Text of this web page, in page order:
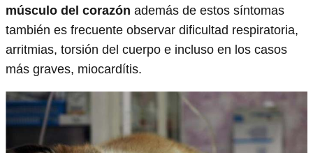
músculo del corazón además de estos síntomas
también es frecuente observar dificultad respiratoria,
arritmias, torsión del cuerpo e incluso en los casos
más graves, miocardítis.